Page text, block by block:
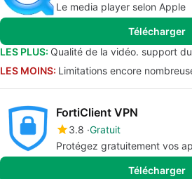
Le media player selon Apple
Télécharger
LES PLUS: Qualité de la vidéo. support du
LES MOINS: Limitations encore
FortiClient VPN
3.8 Gratuit
Protégez gratuitement vos
Télécharger